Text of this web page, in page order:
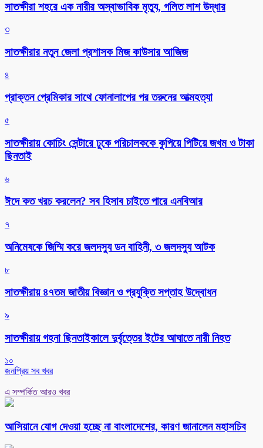
সাতক্ষীরা শহরে এক নারীর অস্বাভাবিক মৃত্যু, গলিত লাশ উদ্ধার
৩
সাতক্ষীরার নতুন জেলা প্রশাসক মিজ কাউসার আজিজ
৪
প্রাক্তন প্রেমিকার সাথে ফোনালাপের পর তরুনের আত্মহত্যা
৫
সাতক্ষীরায় কোচিং সেন্টারে ঢুকে পরিচালককে কুপিয়ে পিটিয়ে জখম ও টাকা
ছিনতাই
৬
ঈদে কত খরচ করলেন? সব হিসাব চাইতে পারে এনবিআর
৭
অনিমেষকে জিম্মি করে জলদস্যু ডন বাহিনী, ৩ জলদস্যু আটক
৮
সাতক্ষীরায় ৪৭তম জাতীয় বিজ্ঞান ও প্রযুক্তি সপ্তাহ উদ্বোধন
৯
সাতক্ষীরায় গহনা ছিনতাইকালে দুর্বৃত্তের ইটের আঘাতে নারী নিহত
১০
জনপ্রিয় সব খবর
এ সম্পর্কিত আরও খবর
আসিয়ানে যোগ দেওয়া হচ্ছে না বাংলাদেশের, কারণ জানালেন মহাসচিব